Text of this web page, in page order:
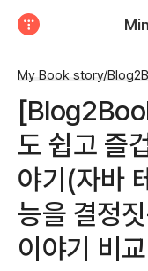
My Book story/
도 쉽고 즐
야기(자바
능을 결정
이야기 비교